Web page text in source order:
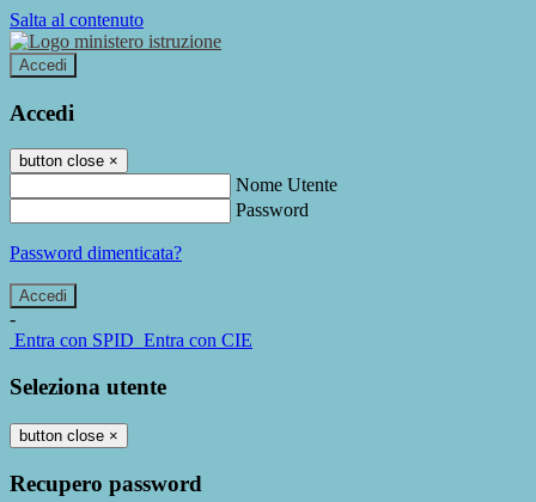
Salta al contenuto
Accedi
Accedi
button close ×
Nome Utente
Password
Password dimenticata?
-
Entra con SPID Entra con CIE
Seleziona utente
button close ×
Recupero password